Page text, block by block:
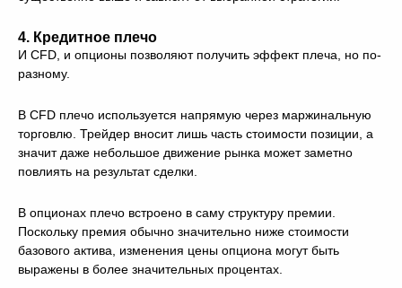
4. Кредитное плечо
И CFD, и опционы позволяют получить эффект плеча, но по-
разному.
В CFD плечо используется напрямую через маржинальную
торговлю. Трейдер вносит лишь часть стоимости позиции, а
значит даже небольшое движение рынка может заметно
повлиять на результат сделки.
В опционах плечо встроено в саму структуру премии.
Поскольку премия обычно значительно ниже стоимости
базового актива, изменения цены опциона могут быть
выражены в более значительных процентах.